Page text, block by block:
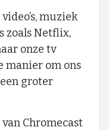
muziek
zoals Netflix,
onze tv
manier om ons
groter
Chromecast